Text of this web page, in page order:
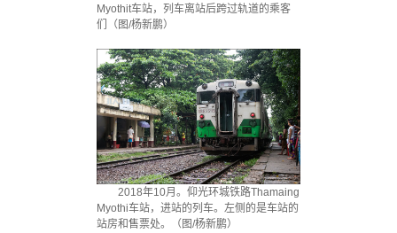
Myothit车站，列车离站后跨过轨道的乘客
们（图/杨新鹏）
2018年10月。仰光环城铁路Thamaing
Myothi车站，进站的列车。左侧的是车站的
站房和售票处。（图/杨新鹏）